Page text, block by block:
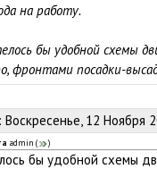
на работу.
бы удобной схемы
фронтами посадки-
12 Ноября
admin ( )
бы удобной схемы